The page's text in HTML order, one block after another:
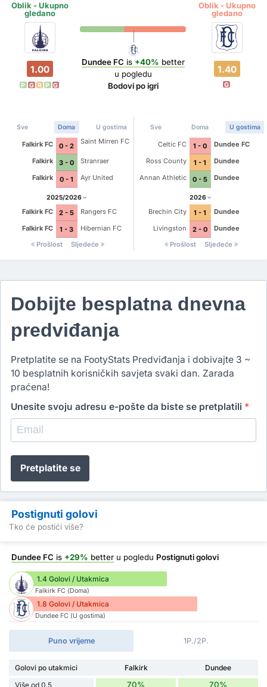
Oblik - Ukupno
gledano
Oblik - Ukupno
gledano
1.00
P G R P G
Dundee FC is +40% better
u pogledu
Bodovi po igri
1.40
G
Sve Doma U gostima
Falkirk FC 0 - 2
Saint Mirren FC
Falkirk 3 - 0
Stranraer
Falkirk
0 - 1 Ayr United
2025/2026
Falkirk FC 2 - 5
Rangers FC
Falkirk FC
1 - 3
Hibernian FC
Prošlost
Sljedeće
Sve Doma U gostima
Celtic FC 1 - 0
Dundee FC
Ross County
1 - 1
Dundee
Annan Athletic
0 - 5 Dundee
2026
Brechin City 1 - 1
Dundee
Livingston
2 - 0
Dundee
Prošlost
Sljedeće
Dobijte besplatna dnevna
predviđanja
Pretplatite se na FootyStats Predviđanja i dobivajte 3 ~
10 besplatnih korisničkih savjeta svaki dan. Zarada
praćena!
Unesite svoju adresu e-pošte da biste se pretplatili *
Pretplatite se
Postignuti golovi
Tko će postići više?
Dundee FC is +29% better u pogledu Postignuti golovi
1.4 Golovi / Utakmica
Falkirk FC (Doma)
1.8 Golovi / Utakmica
Dundee FC (U gostima)
Puno vrijeme 1P./2P.
Golovi po utakmici Falkirk
Dundee
Više od 0.5
70% 70%